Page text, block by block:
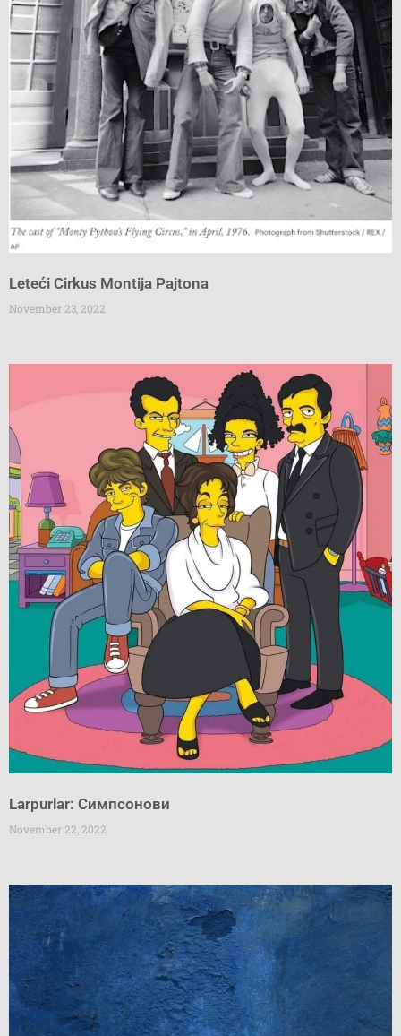
Leteći Cirkus Montija Pajtona
November 23, 2022
Larpurlar: Симпсонови
November 22, 2022